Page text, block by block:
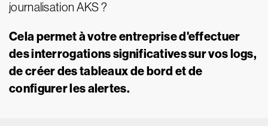
journalisation AKS ?
Cela permet à votre entreprise d'effectuer
des interrogations significatives sur vos logs,
de créer des tableaux de bord et de
configurer les alertes.